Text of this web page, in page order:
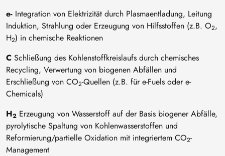
e- Integration von Elektrizität durch Plasmaentladung, Leitung
Induktion, Strahlung oder Erzeugung von Hilfsstoffen (z.B. O2,
H2) in chemische Reaktionen
C Schließung des Kohlenstoffkreislaufs durch chemisches
Recycling, Verwertung von biogenen Abfällen und
Erschließung von CO2-Quellen (z.B. für e-Fuels oder e-
Chemicals)
H2 Erzeugung von Wasserstoff auf der Basis biogener Abfälle,
pyrolytische Spaltung von Kohlenwasserstoffen und
Reformierung/partielle Oxidation mit integriertem CO2-
Management